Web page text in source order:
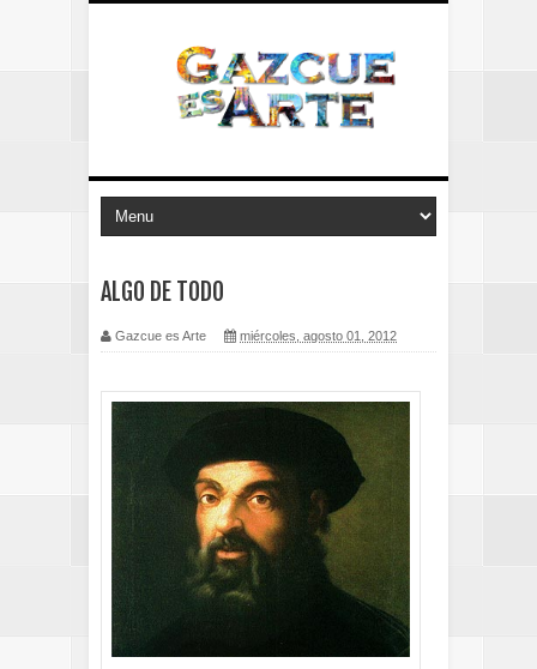
ALGO DE TODO
Gazcue es Arte miércoles, agosto 01, 2012